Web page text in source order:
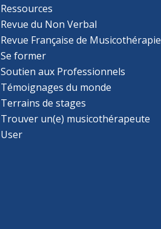
Ressources
Revue du Non Verbal
Revue Française de Musicothérapie
Se former
Soutien aux Professionnels
Témoignages du monde
Terrains de stages
Trouver un(e) musicothérapeute
User